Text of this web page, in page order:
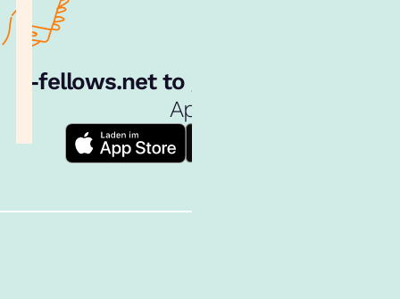
e‑fellows.net to go:
App!